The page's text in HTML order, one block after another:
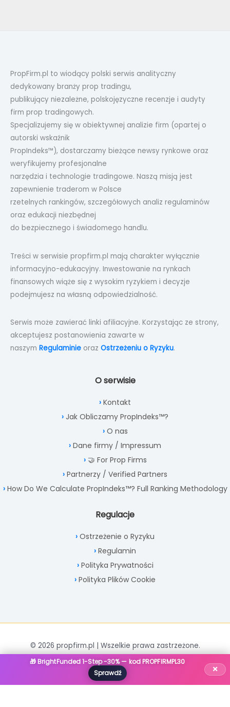
PropFirm.pl to wiodący polski serwis analityczny
dedykowany branży prop tradingu,
publikujący niezależne, polskojęzyczne recenzje i audyty
firm prop tradingowych.
Specjalizujemy się w obiektywnej analizie firm (opartej o
autorski wskaźnik
PropIndeks™), dostarczamy bieżące newsy rynkowe oraz
weryfikujemy profesjonalne
narzędzia i technologie tradingowe. Naszą misją jest
zapewnienie traderom w Polsce
rzetelnych rankingów, szczegółowych analiz regulaminów
oraz edukacji niezbędnej
do bezpiecznego i świadomego handlu.
Treści w serwisie propfirm.pl mają charakter wyłącznie
informacyjno-edukacyjny. Inwestowanie na rynkach
finansowych wiąże się z wysokim ryzykiem i decyzje
podejmujesz na własną odpowiedzialność.
Serwis może zawierać linki afiliacyjne. Korzystając ze strony,
akceptujesz postanowienia zawarte w
naszym Regulaminie oraz Ostrzeżeniu o Ryzyku.
O serwisie
Kontakt
Jak Obliczamy PropIndeks™?
O nas
Dane firmy / Impressum
🤝 For Prop Firms
Partnerzy / Verified Partners
How Do We Calculate PropIndeks™? Full Ranking Methodology
Regulacje
Ostrzeżenie o Ryzyku
Regulamin
Polityka Prywatności
Polityka Plików Cookie
© 2026 propfirm.pl | Wszelkie prawa zastrzeżone.
🎁 BrightFunded 1-Step -30% — kod PROPFIRMPL30
Sprawdź
×